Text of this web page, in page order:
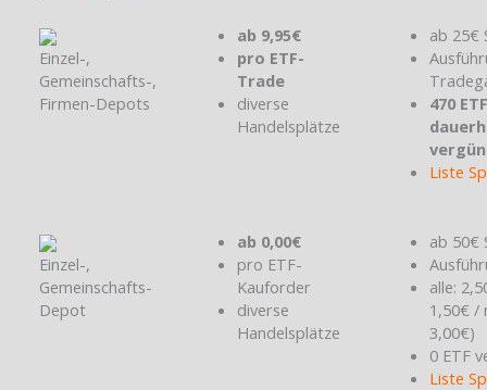
Einzel-,
Gemeinschafts-,
Firmen-Depots
ab 9,95€
pro ETF-
Trade
diverse
Handelsplätze
ab 25€
470
Liste
Einzel-,
Gemeinschafts-
Depot
ab 0,00€
pro ETF-
Kauforder
diverse
Handelsplätze
ab 50€
alle:
1,50€ /
3,00€)
0 ETF
Liste